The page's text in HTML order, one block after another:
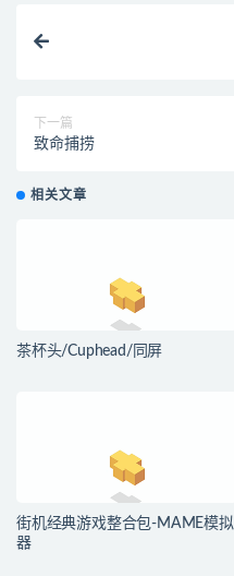
下一篇
致命捕捞
相关文章
茶杯头/Cuphead/同屏
街机经典游戏整合包-MAME模拟
器